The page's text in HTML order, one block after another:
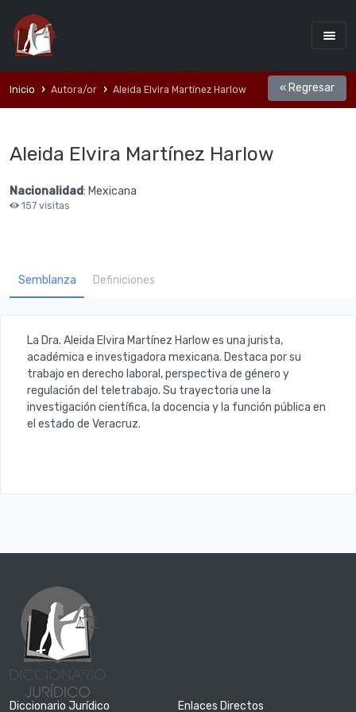
Inicio Autora/or Aleida Elvira Martínez Harlow « Regresar
Aleida Elvira Martínez Harlow
Nacionalidad: Mexicana
157 visitas
Semblanza Definiciones
La Dra. Aleida Elvira Martínez Harlowes una jurista,
académica e investigadora mexicana. Destaca por su
trabajo en derecho laboral, perspectiva de género y
regulación del teletrabajo. Su trayectoria une la
investigación científica, la docencia y la función pública en
el estado de Veracruz.
Diccionario Jurídico Enlaces Directos